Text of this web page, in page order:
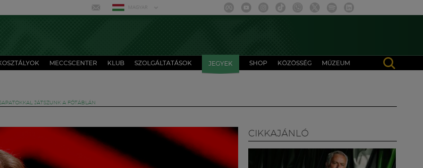
MAGYAR
MECCSCENTER KLUB SZOLGÁLTATÁSOK JEGYEK SHOP KÖZÖSSÉG MÚZEUM
JÁTSZUNK A FŐTÁBLÁN
CIKKAJÁNLÓ